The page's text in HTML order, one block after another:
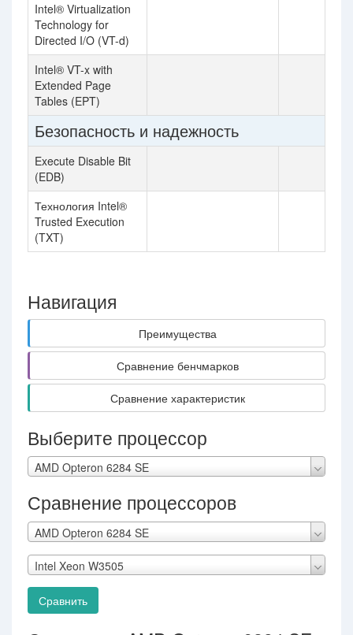
Intel® Virtualization
Technology for
Directed I/O (VT-d)
Intel® VT-x with
Extended Page
Tables (EPT)
Безопасность и надежность
Execute Disable Bit
(EDB)
Технология Intel®
Trusted Execution
(TXT)
Навигация
Преимущества
Сравнение бенчмарков
Сравнение характеристик
Выберите процессор
AMD Opteron 6284 SE
Сравнение процессоров
AMD Opteron 6284 SE
Intel Xeon W3505
Сравнить